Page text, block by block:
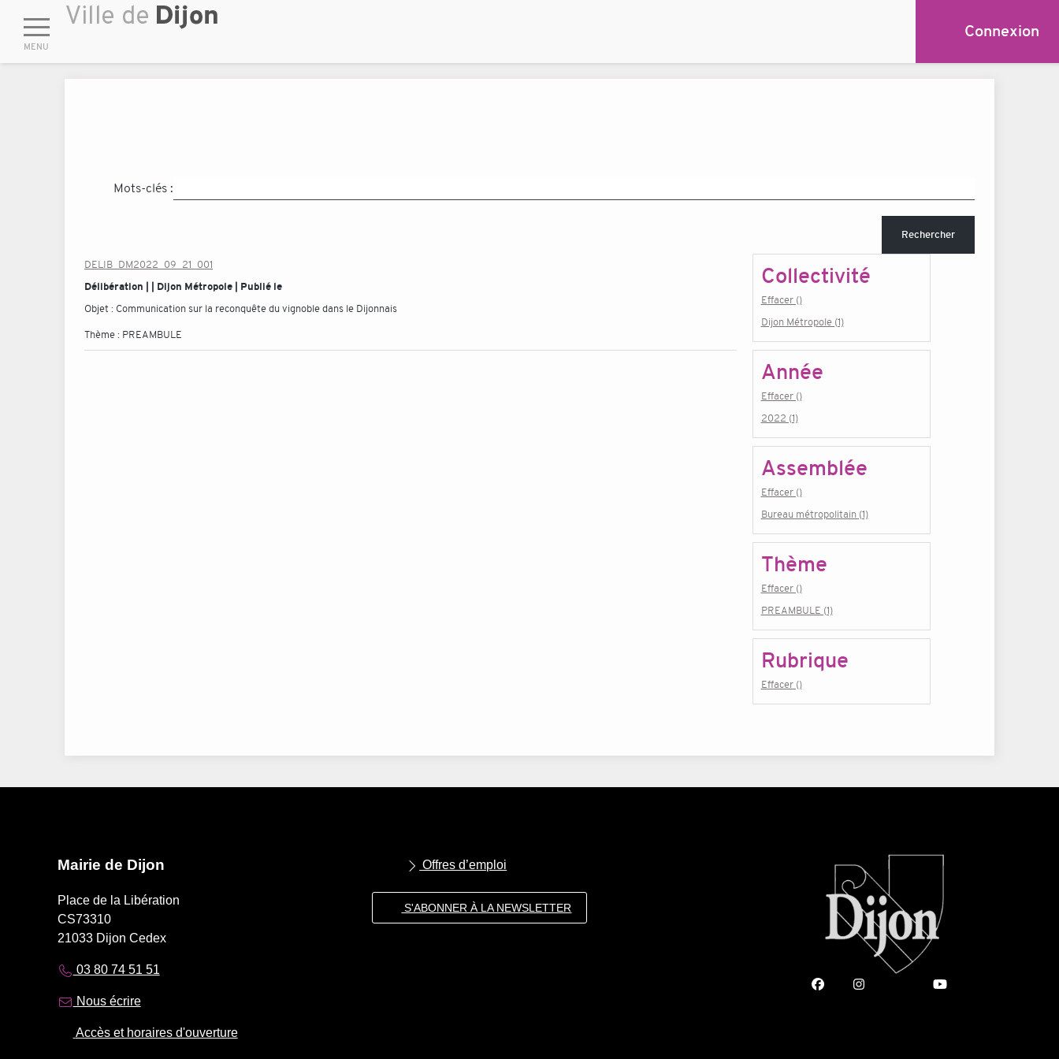
Connexion
Mots-clés :
Rechercher
DELIB_DM2022_09_21_001
Délibération | | Dijon Métropole | Publié le
Objet : Communication sur la reconquête du vignoble dans le Dijonnais
Thème : PREAMBULE
Collectivité
Effacer ()
Dijon Métropole (1)
Année
Effacer ()
2022 (1)
Assemblée
Effacer ()
Bureau métropolitain (1)
Thème
Effacer ()
PREAMBULE (1)
Rubrique
Effacer ()
Mairie de Dijon
Place de la Libération
CS73310
21033 Dijon Cedex
03 80 74 51 51
Nous écrire
Accès et horaires d'ouverture
Offres d’emploi
S'ABONNER À LA NEWSLETTER